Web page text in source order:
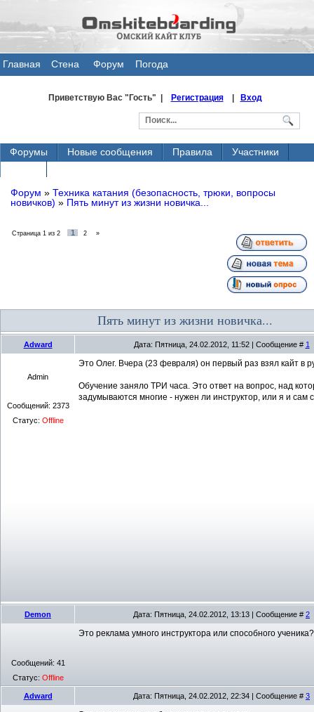
Главная
Стена
Форум Погода
Приветствую Вас"Гость" | Регистрация| Вход
Форумы Новые сообщения Правила
Участники
Форум » Техника катания (безопасность, трюки, вопросы
новичков) » Пять минут из жизни новичка...
Страница 1 из 2 1 2 »
Пять минут из жизни новичка...
Adward Дата: Пятница, 24.02.2012, 11:52 | Сообщение # 1
Admin
Сообщений: 2373
Статус: Offline
Это Олег. Вчера (23 февраля) он первый раз взял кайт в
Обучение заняло ТРИ часа. Это ответ на вопрос, над
задумываются многие - нужен ли инструктор, или я и сам
Demon Дата: Пятница, 24.02.2012, 13:13 | Сообщение # 2
Сообщений: 41
Статус: Offline
Это реклама умного инструктора или способного
Adward Дата: Пятница, 24.02.2012, 22:34 | Сообщение # 3